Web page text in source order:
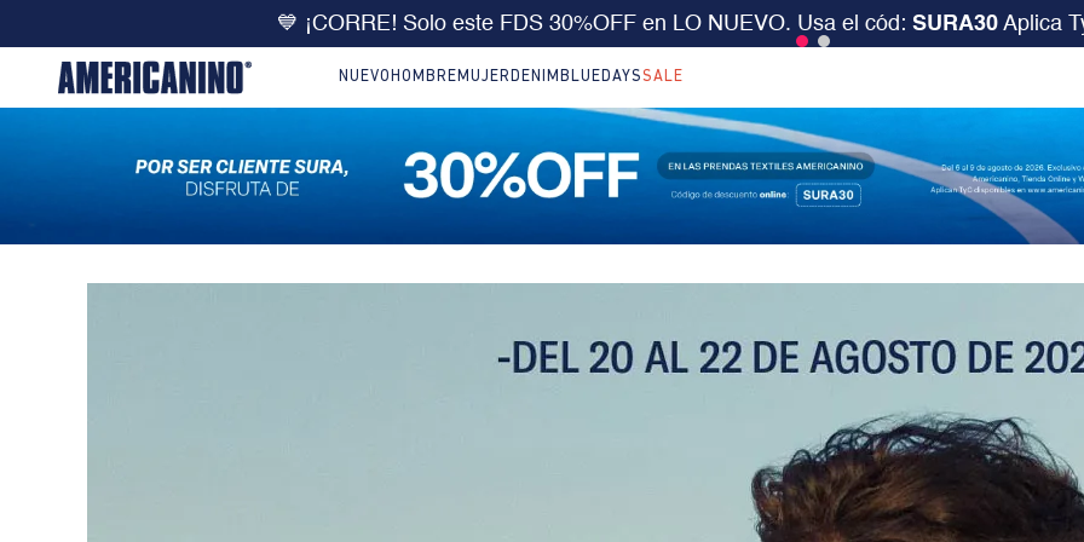
💙 ¡CORRE! Solo este FDS 30%OFF en LO NUEVO. Usa el cód: SURA30 Aplica
NUEVO HOMBRE MUJER DENIM BLUEDAYSSALE